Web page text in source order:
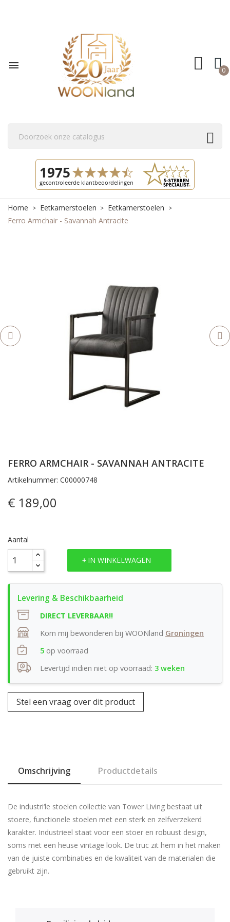
 0
Home Eetkamerstoelen
Eetkamerstoelen
Ferro Armchair - Savannah Antracite
FERRO ARMCHAIR - SAVANNAH ANTRACITE
Artikelnummer: C00000748
€ 189,00
Aantal
IN WINKELWAGEN
DIRECT LEVERBAAR!!
Kom mij bewonderen bij WOONland Groningen
5 op voorraad
Levertijd indien niet op voorraad: 3 weken
Stel een vraag over dit product
Omschrijving Productdetails
De industri‘le stoelen collectie van Tower Living bestaat uit
stoere, functionele stoelen met een sterk en zelfverzekerd
karakter. Industrieel staat voor een stoer en robuust design,
soms met een heuse vintage look. De truc zit hem in het maken
van de juiste combinaties en de kwaliteit van de materialen die
gebruikt zijn.